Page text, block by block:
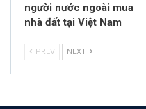
người nước ngoài mua
nhà đất tại Việt Nam
PREV NEXT